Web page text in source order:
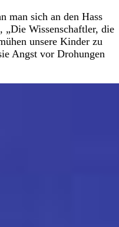
man sich an den Hass
„Die Wissenschaftler, die
unsere Kinder zu
Angst vor Drohungen